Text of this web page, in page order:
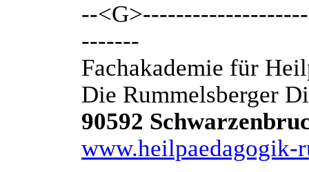
--
-------
Fachakademie für
Die Rummelsberger
90592
www.heilpaedagogik-